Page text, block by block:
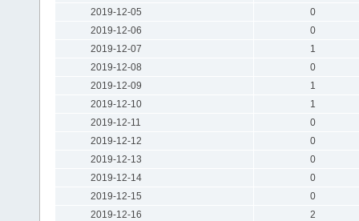
2019-12-05
0
2019-12-06
0
2019-12-07
1
2019-12-08
0
2019-12-09
1
2019-12-10
1
2019-12-11
0
2019-12-12
0
2019-12-13
0
2019-12-14
0
2019-12-15
0
2019-12-16
2